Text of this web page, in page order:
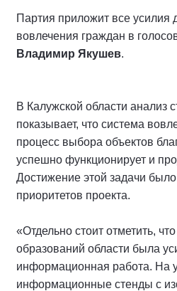
Партия приложит все усилия
вовлечения граждан в
Владимир Якушев.
В Калужской области анализ
показывает, что система
процесс выбора объектов
успешно функционирует и
Достижение этой задачи
приоритетов проекта.
«Отдельно стоит отметить,
образований области была
информационная работа. На
информационные стенды с